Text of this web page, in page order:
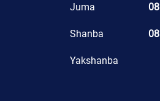
Juma
Shanba
Yakshanba